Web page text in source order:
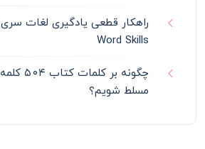
Word Skills
چگونه
مسلط شویم؟